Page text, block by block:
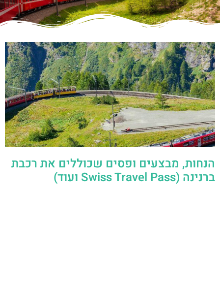
הנחות, מבצעים ופסים שכוללים את רכבת
ברנינה (Swiss Travel Pass ועוד)